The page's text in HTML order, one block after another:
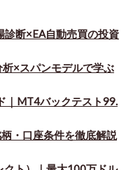
診断×EA自動売買の投資
×スパンモデルで学ぶ
｜MT4バックテスト99.
・口座条件を徹底解説